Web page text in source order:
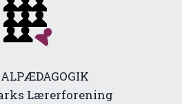
Lærerforening